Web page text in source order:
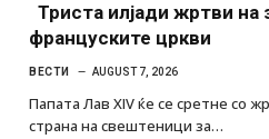
Триста илјади жртви на
француските цркви
ВЕСТИ AUGUST 7, 2026
Папата Лав XIV ќе се сретне со
страна на свештеници за…